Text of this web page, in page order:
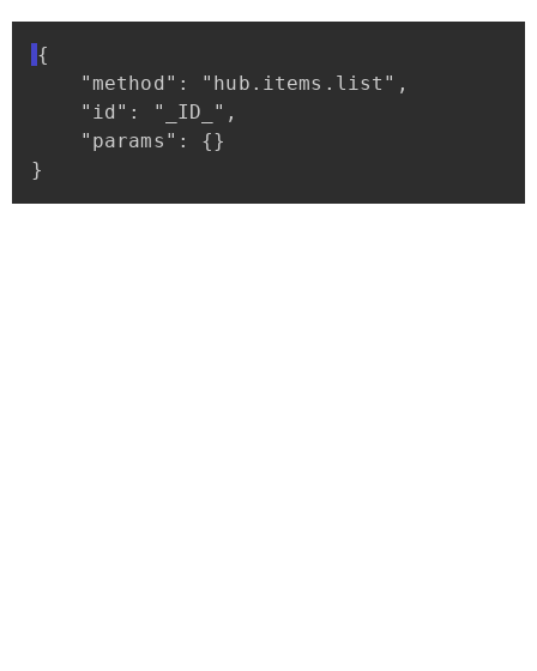
{
"method":
"hub.items.list",
"id":
"_ID_",
"params":
{}
}